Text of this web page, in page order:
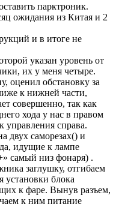
парктроник.
ожидания из Китая и 2
и в итоге не
указан уровень от
их у меня четыре.
оценил обстановку за
к нижней части,
совершенно, так как
хода у нас в правом
управления справа.
двух саморезах() и
идущие к лампе
самый низ фонаря) .
заглушку, отгибаем
блока
к фаре. Вынув разъем,
к ним питание